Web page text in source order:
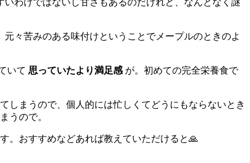
々苦みのある味付けということでメープルのときのよ
いて 思っていたより満足感 が。初めての完全栄養食で
しまうので、個人的には忙しくてどうにもならないとき
うので。
。おすすめなどあれば教えていただけると🙏